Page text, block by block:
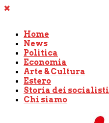
Home
News
Politica
Economia
Arte & Cultura
Estero
Storia dei socialisti
Chi siamo